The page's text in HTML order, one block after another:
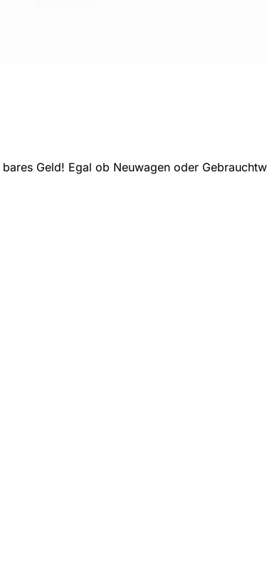
Geld! Egal ob Neuwagen oder